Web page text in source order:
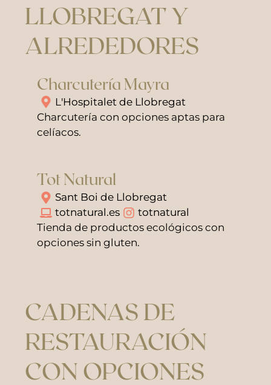
LLOBREGAT Y
ALREDEDORES
Charcutería Mayra
L'Hospitalet de Llobregat
Charcutería con opciones aptas para
celíacos.
Tot Natural
Sant Boi de Llobregat
totnatural.es
totnatural
Tienda de productos ecológicos con
opciones sin gluten.
CADENAS DE
RESTAURACIÓN
CON OPCIONES